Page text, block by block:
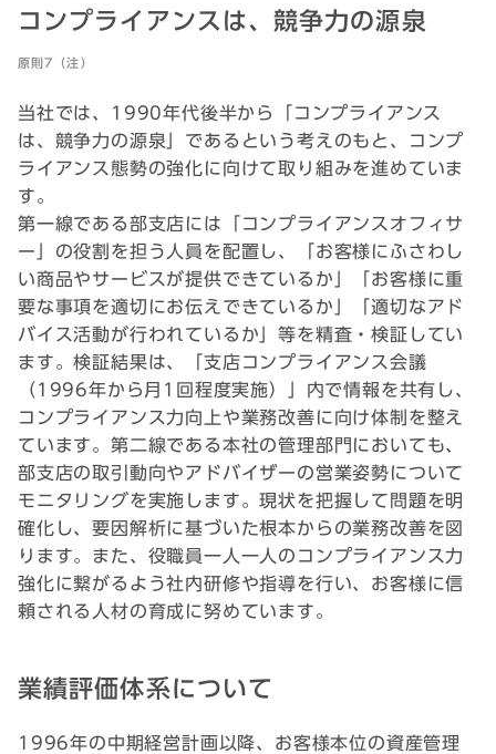
コンプライアンスは、競争力の源泉
原則7（注）
当社では、1990年代後半から「コンプライアンス
は、競争力の源泉」であるという考えのもと、コンプ
ライアンス態勢の強化に向けて取り組みを進めていま
す。
第一線である部支店には「コンプライアンスオフィサ
ー」の役割を担う人員を配置し、「お客様にふさわし
い商品やサービスが提供できているか」「お客様に重
要な事項を適切にお伝えできているか」「適切なアド
バイス活動が行われているか」等を精査・検証してい
ます。検証結果は、「支店コンプライアンス会議
（1996年から月1回程度実施）」内で情報を共有し、
コンプライアンス力向上や業務改善に向け体制を整え
ています。第二線である本社の管理部門においても、
部支店の取引動向やアドバイザーの営業姿勢について
モニタリングを実施します。現状を把握して問題を明
確化し、要因解析に基づいた根本からの業務改善を図
ります。また、役職員一人一人のコンプライアンス力
強化に繋がるよう社内研修や指導を行い、お客様に信
頼される人材の育成に努めています。
業績評価体系について
1996年の中期経営計画以降、お客様本位の資産管理